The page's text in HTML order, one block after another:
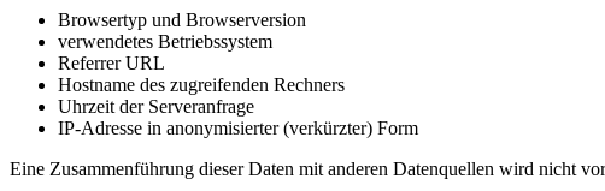
Browsertyp und Browserversion
verwendetes Betriebssystem
Referrer URL
Hostname des zugreifenden Rechners
Uhrzeit der Serveranfrage
IP-Adresse in anonymisierter (verkürzter) Form
Eine Zusammenführung dieser Daten mit anderen Datenquellen wird nicht